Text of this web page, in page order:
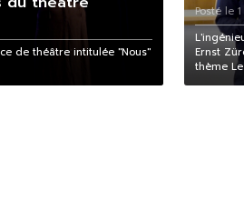
de théâtre intitulée "Nous"
Posté le
Ernst
thème